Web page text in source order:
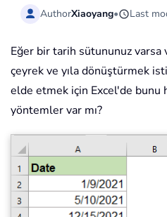
AuthorXiaoyang• Last
Eğer bir tarih sütununuz varsa
çeyrek ve yıla dönüştürmek
elde etmek için Excel'de bunu
yöntemler var mı?